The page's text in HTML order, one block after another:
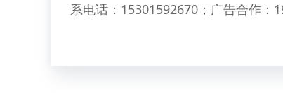
系电话：15301592670；广告合作：